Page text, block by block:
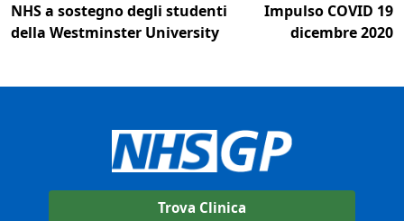
NHS a sostegno degli studenti
della Westminster University
Impulso COVID 19
dicembre 2020
Trova Clinica